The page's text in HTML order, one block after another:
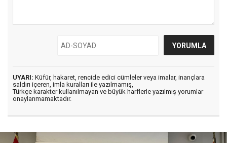
UYARI: Küfür, hakaret, rencide edici cümleler veya imalar, inançlara
saldırı içeren, imla kuralları ile yazılmamış,
Türkçe karakter kullanılmayan ve büyük harflerle yazılmış yorumlar
onaylanmamaktadır.